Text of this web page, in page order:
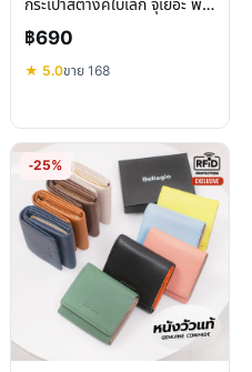
กระเป๋าสตางค์ใบเล็ก จุเยอะ พก
พาสะดวก
฿690
★ 5.0ขาย 168
-25%